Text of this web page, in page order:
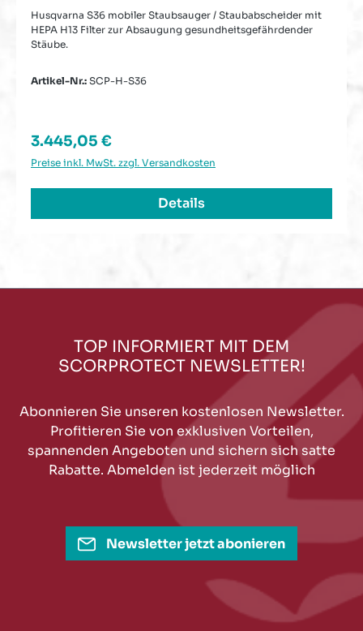
Husqvarna S36 mobiler Staubsauger / Staubabscheider mit
HEPA H13 Filter zur Absaugung gesundheitsgefährdender
Stäube.
Artikel-Nr.: SCP-H-S36
Regulärer Preis:
3.445,05 €
Preise inkl. MwSt. zzgl. Versandkosten
Details
TOP INFORMIERT MIT DEM
SCORPROTECT NEWSLETTER!
Abonnieren Sie unseren kostenlosen Newsletter.
Profitieren Sie von exklusiven Vorteilen,
spannenden Angeboten und sichern sich satte
Rabatte. Abmelden ist jederzeit möglich
Newsletter jetzt abonieren